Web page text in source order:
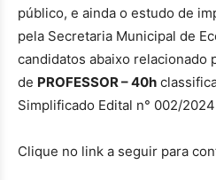
público, e ainda o estudo de
pela Secretaria Municipal de
candidatos abaixo relacionado
de PROFESSOR – 40h
Simplificado Edital n° 002/2024
Clique no link a seguir para